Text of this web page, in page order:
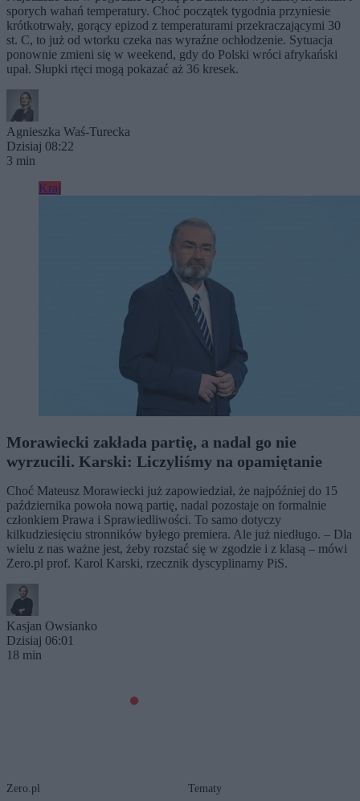
sporych wahań temperatury. Choć początek tygodnia przyniesie
krótkotrwały, gorący epizod z temperaturami przekraczającymi 30
st. C, to już od wtorku czeka nas wyraźne ochłodzenie. Sytuacja
ponownie zmieni się w weekend, gdy do Polski wróci afrykański
upał. Słupki rtęci mogą pokazać aż 36 kresek.
Agnieszka Waś-Turecka
Dzisiaj 08:22
3 min
Kraj
Morawiecki zakłada partię, a nadal go nie
wyrzucili. Karski: Liczyliśmy na opamiętanie
Choć Mateusz Morawiecki już zapowiedział, że najpóźniej do 15
października powoła nową partię, nadal pozostaje on formalnie
członkiem Prawa i Sprawiedliwości. To samo dotyczy
kilkudziesięciu stronników byłego premiera. Ale już niedługo. – Dla
wielu z nas ważne jest, żeby rozstać się w zgodzie i z klasą – mówi
Zero.pl prof. Karol Karski, rzecznik dyscyplinarny PiS.
Kasjan Owsianko
Dzisiaj 06:01
18 min
Zero.pl Tematy